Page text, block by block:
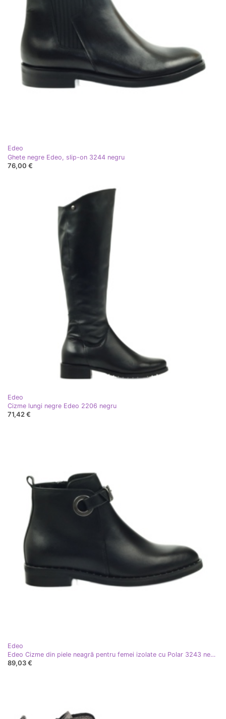
Edeo
Ghete negre Edeo, slip-on 3244 negru
76,00 €
Edeo
Cizme lungi negre Edeo 2206 negru
71,42 €
Edeo
Edeo Cizme din piele neagră pentru femei izolate cu Polar 3243 negru
89,03 €